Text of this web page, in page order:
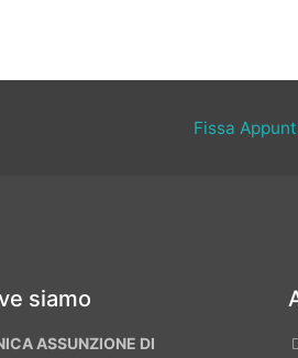
Fissa
siamo
ASSUNZIONE DI